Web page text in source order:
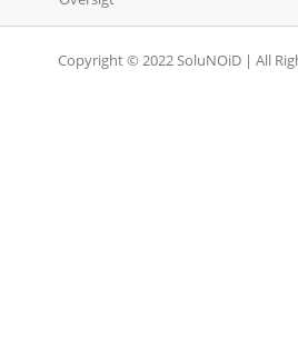
Copyright © 2022 SoluNOiD | All